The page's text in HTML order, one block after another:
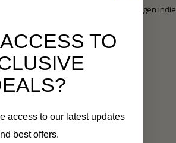
geen meerkosten in rekening brengen
over van verkoper naar koper.
TO
access to our latest updates
best offers.